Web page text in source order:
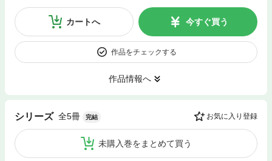
カートへ 今すぐ買う
作品をチェックする
作品情報へ
シリーズ 全5冊 完結 お気に入り登録
未購入巻をまとめて買う